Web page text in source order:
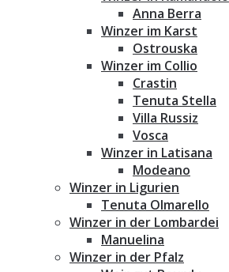
Anna Berra
Winzer im Karst
Ostrouska
Winzer im Collio
Crastin
Tenuta Stella
Villa Russiz
Vosca
Winzer in Latisana
Modeano
Winzer in Ligurien
Tenuta Olmarello
Winzer in der Lombardei
Manuelina
Winzer in der Pfalz